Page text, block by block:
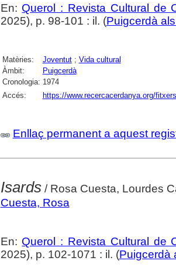
En: Querol : Revista Cultural de
2025), p. 98-101 : il. (Puigcerdà
Matèries: Joventut; Vida cultural
Àmbit:
Puigcerdà
Cronologia: 1974
Accés:
https://www.recercacerdanya.org/
Enllaç permanent a aquest
Isards/ Rosa Cuesta, Lourdes
Cuesta, Rosa
En: Querol : Revista Cultural de
2025), p. 102-1071 : il. (Puigcerdà